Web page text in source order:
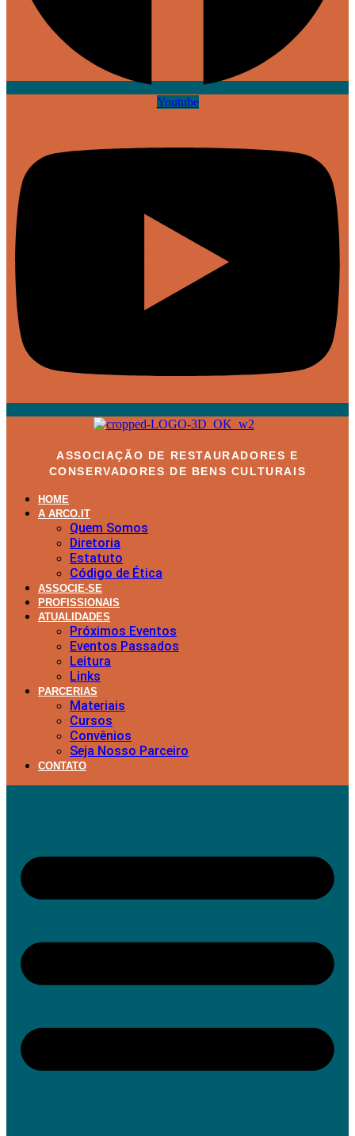
Youtube
ASSOCIAÇÃO DE RESTAURADORES E
CONSERVADORES DE BENS CULTURAIS
HOME
A ARCO.IT
Quem Somos
Diretoria
Estatuto
Código de Ética
ASSOCIE-SE
PROFISSIONAIS
ATUALIDADES
Próximos Eventos
Eventos Passados
Leitura
Links
PARCERIAS
Materiais
Cursos
Convênios
Seja Nosso Parceiro
CONTATO